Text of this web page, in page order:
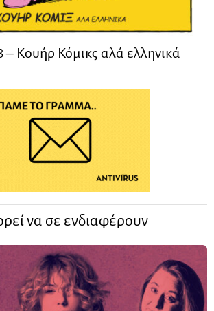
– Kουήρ Κόμικς αλά ελληνικά
να σε ενδιαφέρουν